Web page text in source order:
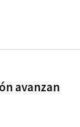
avanzan